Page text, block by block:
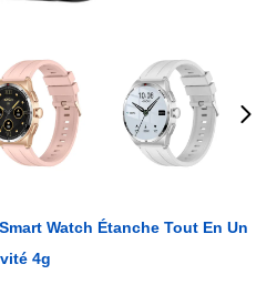
Watch Étanche Tout En Un
4g